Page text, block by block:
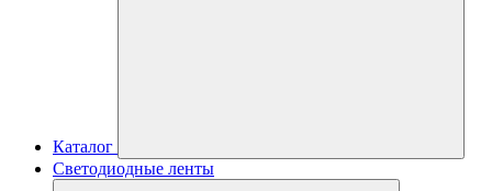
Каталог
Светодиодные ленты